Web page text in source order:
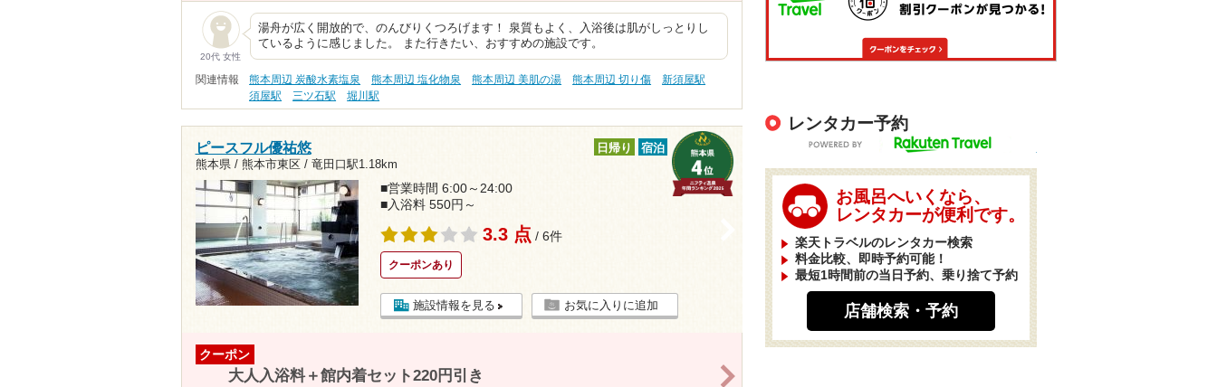
20代 女性
湯舟が広く開放的で、のんびりくつろげます！ 泉質もよく、入浴後は肌がしっとりし
ているように感じました。 また行きたい、おすすめの施設です。
関連情報 熊本周辺 炭酸水素塩泉 熊本周辺 塩化物泉 熊本周辺 美肌の湯 熊本周辺 切り傷
新須屋駅
須屋駅
三ツ石駅 堀川駅
ピースフル優祐悠
熊本県 / 熊本市東区 / 竜田口駅1.18km
日帰り 宿泊
■営業時間 6:00～24:00
■入浴料 550円～
3.3 点 / 6件
クーポンあり
施設情報を見る お気に入りに追加
クーポン
大人入浴料＋館内着セット220円引き
レンタカー予約
お風呂へいくなら、
レンタカーが便利です。
楽天トラベルのレンタカー検索
料金比較、即時予約可能！
最短1時間前の当日予約、乗り捨て予約
店舗検索・予約